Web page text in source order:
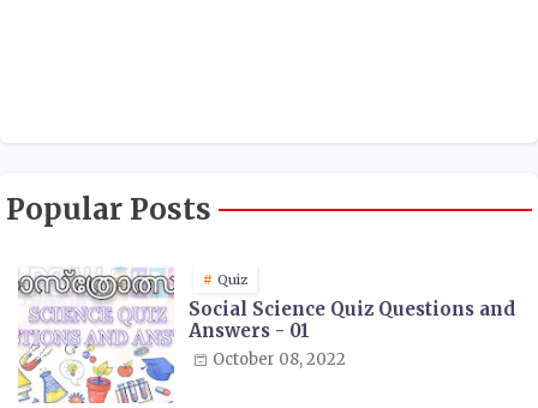
Popular Posts
Quiz
Social Science Quiz Questions and
Answers - 01
October 08, 2022